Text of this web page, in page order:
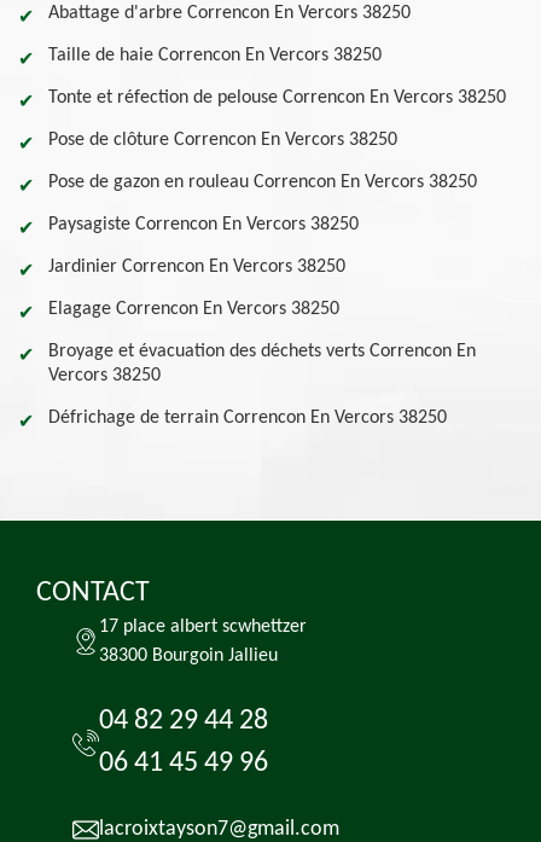
Abattage d'arbre Correncon En Vercors 38250
Taille de haie Correncon En Vercors 38250
Tonte et réfection de pelouse Correncon En Vercors 38250
Pose de clôture Correncon En Vercors 38250
Pose de gazon en rouleau Correncon En Vercors 38250
Paysagiste Correncon En Vercors 38250
Jardinier Correncon En Vercors 38250
Elagage Correncon En Vercors 38250
Broyage et évacuation des déchets verts Correncon En
Vercors 38250
Défrichage de terrain Correncon En Vercors 38250
CONTACT
17 place albert scwhettzer
38300 Bourgoin Jallieu
04 82 29 44 28
06 41 45 49 96
lacroixtayson7@gmail.com